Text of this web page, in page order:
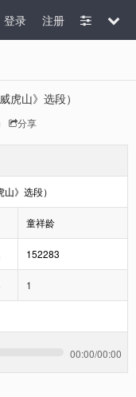
注册
登录
虎山》选段）
分享
》选段）
童祥龄
152283
1
00:00/00:00